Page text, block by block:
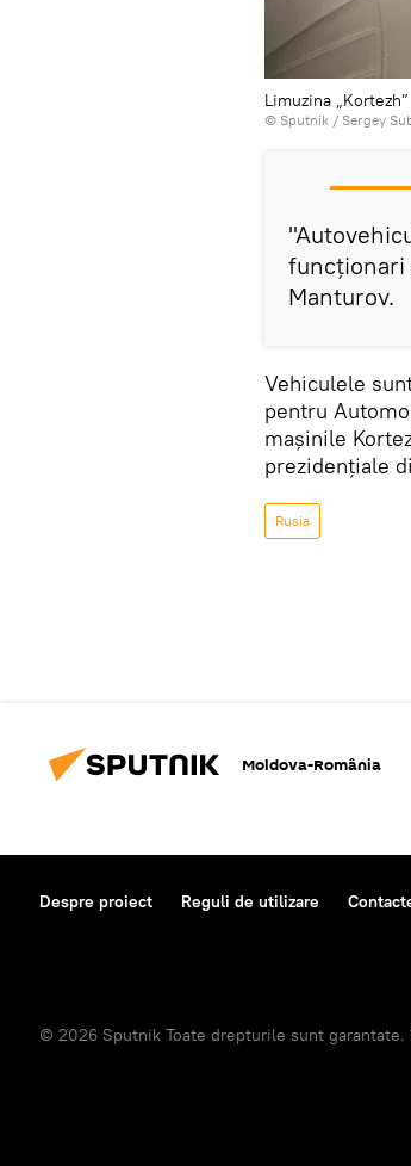
Limuzina „Kortezh”
© Sputnik / Sergey
funcționari
Manturov.
Vehiculele
pentru
mașinile
prezidențiale
Rusia
Moldova-România
Despre proiect Reguli de utilizare
© 2026 Sputnik Toate drepturile sunt garantate.